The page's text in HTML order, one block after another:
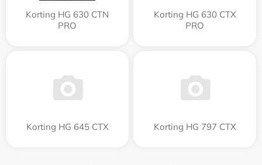
Korting HG 630 CTN
PRO
Korting HG 630 CTX
PRO
Korting HG 645 CTX Korting HG 797 CTX